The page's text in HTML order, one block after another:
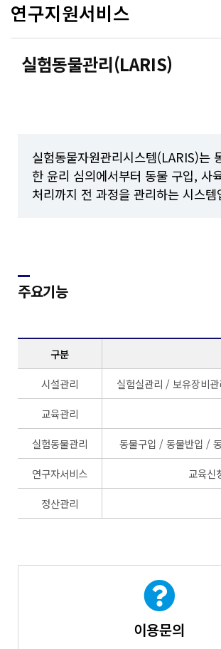
연구지원서비스
실험동물관리(LARIS)
실험동물자원관리시스템(LARIS)는
한 윤리 심의에서부터 동물 구입, 사
처리까지 전 과정을 관리하는 시스템
주요기능
구분
시설관리
실험실관리 / 보유장비
교육관리
실험동물관리
동물구입 / 동물반입 /
연구자서비스
교육신
정산관리
이용문의